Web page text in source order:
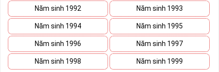
Năm sinh 1992 Năm sinh 1993
Năm sinh 1994 Năm sinh 1995
Năm sinh 1996 Năm sinh 1997
Năm sinh 1998 Năm sinh 1999